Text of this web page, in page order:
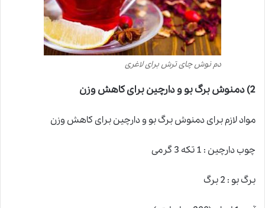
دم نوش چای ترش برای لاغری
2) دمنوش برگ بو و دارچین برای کاهش وزن
مواد لازم برای دمنوش برگ بو و دارچین برای کاهش وزن
چوب دارچین : 1 تکه 3 گرمی
برگ بو : 2 برگ